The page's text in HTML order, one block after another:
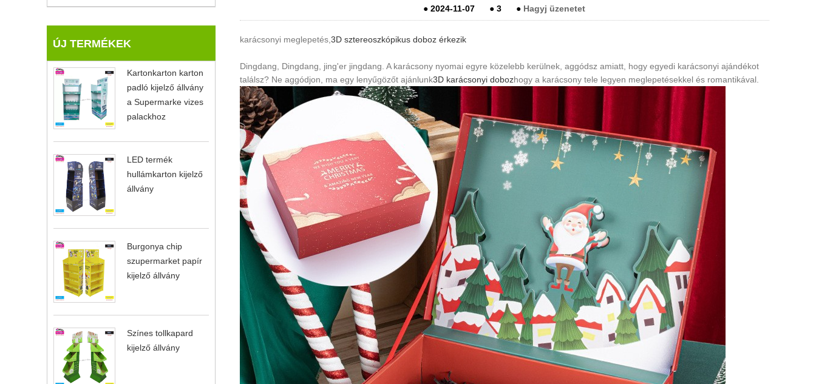
ÚJ TERMÉKEK
Kartonkarton karton
padló kijelző állvány
a Supermarke vizes
palackhoz
LED termék
hullámkarton kijelző
állvány
Burgonya chip
szupermarket papír
kijelző állvány
Színes tollkapard
kijelző állvány
●2024-11-07 ●3 ● Hagyj üzenetet
karácsonyi meglepetés, 3D sztereoszkópikus doboz érkezik
Dingdang, Dingdang, jing'er jingdang. A karácsony nyomai egyre közelebb kerülnek, aggódsz amiatt, hogy egyedi karácsonyi ajándékot
találsz? Ne aggódjon, ma egy lenyűgözőt ajánlunk3D karácsonyi dobozhogy a karácsony tele legyen meglepetésekkel és romantikával.